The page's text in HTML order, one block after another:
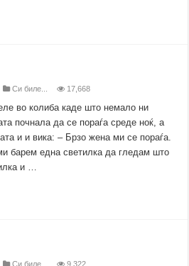
Си биле... 17,668
во колиба каде што немало ни
почнала да се пораѓа среде ноќ, а
и и вика: – Брзо жена ми се пораѓа.
барем една светилка да гледам што
и …
Си биле... 9,322